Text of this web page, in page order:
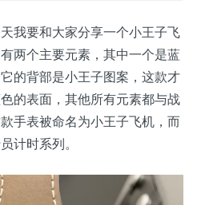
我要和大家分享一个小王子飞
两个主要元素，其中一个是蓝
的背部是小王子图案，这款才
的表面，其他所有元素都与战
手表被命名为小王子飞机，而
计时系列。